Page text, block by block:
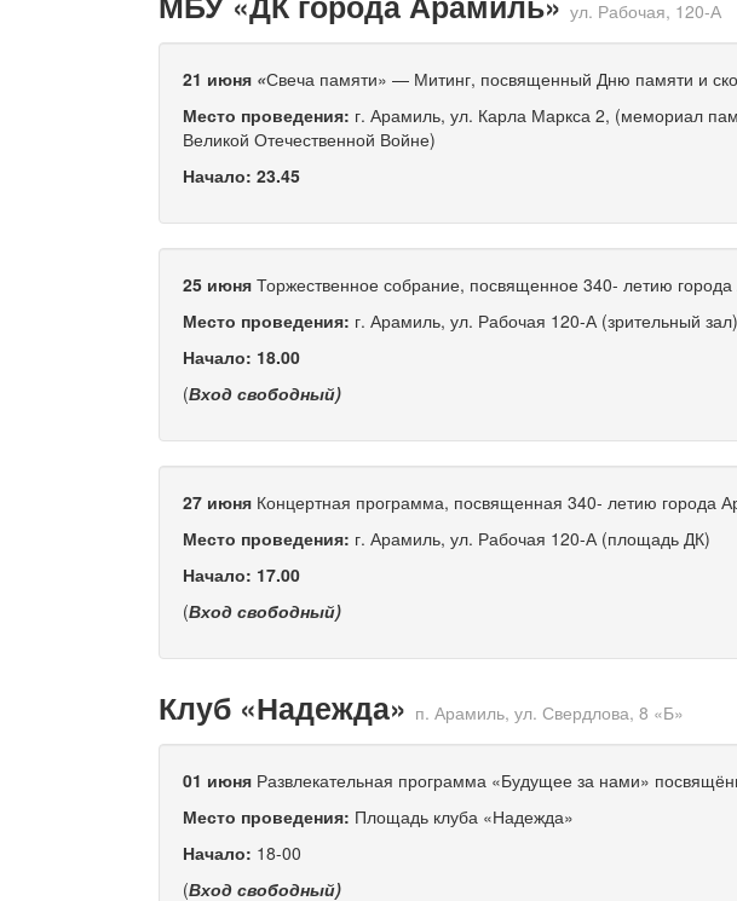
ул. Рабочая, 120-А
21 июня «Свеча памяти» — Митинг, посвященный Дню памяти и
Место проведения: г. Арамиль, ул. Карла Маркса 2, (мемориал
Великой Отечественной Войне)
Начало: 23.45
25 июняТоржественное собрание, посвященное 340- летию
Место проведения: г. Арамиль, ул. Рабочая 120-А (зрительный зал)
Начало: 18.00
(Вход свободный)
27 июня Концертная программа, посвященная 340- летию города
Место проведения: г. Арамиль, ул. Рабочая 120-А (площадь ДК)
Начало: 17.00
(Вход свободный)
Клуб «Надежда» п. Арамиль, ул. Свердлова, 8 «Б»
01 июня Развлекательная программа «Будущее за нами»
Место проведения: Площадь клуба «Надежда»
Начало: 18-00
(Вход свободный)